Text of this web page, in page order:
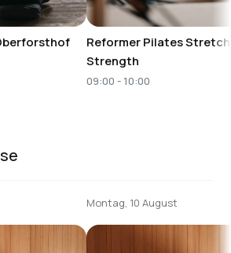
Reformer Pilates
Strength
09:00 - 10:00
Montag, 10 August